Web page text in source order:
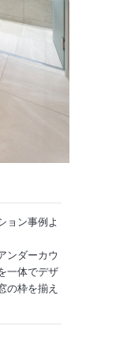
ョン事例よ
ンダーカウ
一体でデザ
の枠を揃え